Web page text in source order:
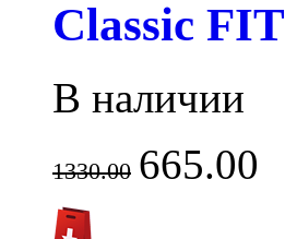
Classic FIT
В наличии
1330.00 665.00